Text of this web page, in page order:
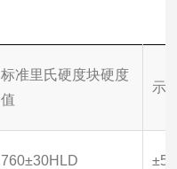
标准里氏硬度块硬度
值
示
760±30HLD ±5